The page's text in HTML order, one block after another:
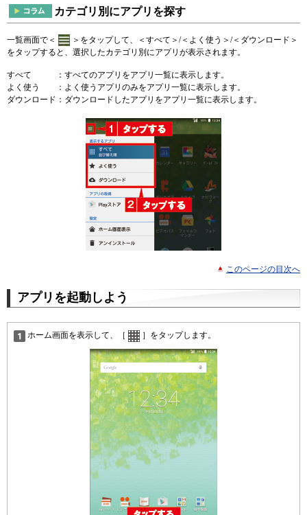
カテゴリ別にアプリを探す
一覧画面で＜
＞をタップして、＜すべて＞/＜よく使う＞/＜ダウンロード＞
をタップすると、選択したカテゴリ別にアプリが表示されます。
すべて
：すべてのアプリをアプリ一覧に表示します。
よく使う
：よく使うアプリのみをアプリ一覧に表示します。
ダウンロード ：ダウンロードしたアプリをアプリ一覧に表示します。
このページの目次へ
アプリを起動しよう
ホーム画面を表示して、［ ］をタップします。